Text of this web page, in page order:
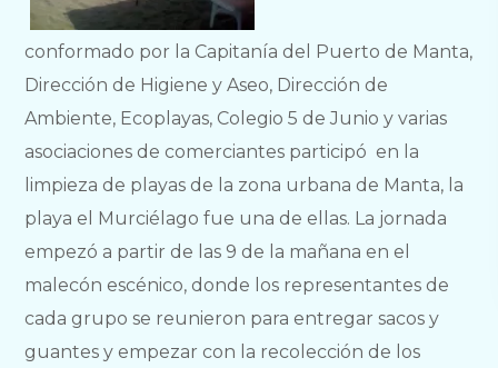
conformado por la Capitanía del Puerto de Manta,
Dirección de Higiene y Aseo, Dirección de
Ambiente, Ecoplayas, Colegio 5 de Junio y varias
asociaciones de comerciantes participó en la
limpieza de playas de la zona urbana de Manta, la
playa el Murciélago fue una de ellas. La jornada
empezó a partir de las 9 de la mañana en el
malecón escénico, donde los representantes de
cada grupo se reunieron para entregar sacos y
guantes y empezar con la recolección de los